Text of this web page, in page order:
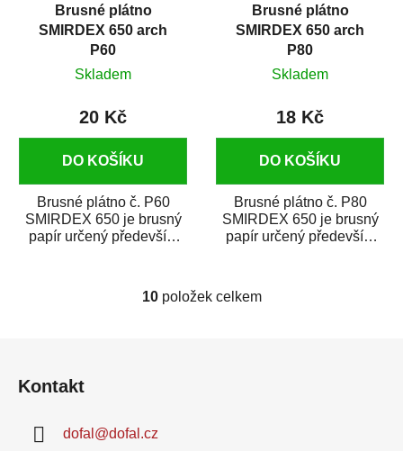
Brusné plátno
SMIRDEX 650 arch
P60
Skladem
20 Kč
DO KOŠÍKU
Brusné plátno č. P60
SMIRDEX 650 je brusný
papír určený především
Brusné plátno
SMIRDEX 650 arch
P80
Skladem
18 Kč
DO KOŠÍKU
Brusné plátno č. P80
SMIRDEX 650 je brusný
papír určený především
O
10položek celkem
Kontakt
dofal @dofal.cz